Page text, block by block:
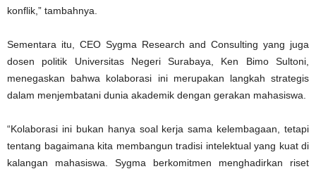
konflik,” tambahnya.
Sementara itu, CEO Sygma Research and Consulting yang juga
dosen politik Universitas Negeri Surabaya, Ken Bimo Sultoni,
menegaskan bahwa kolaborasi ini merupakan langkah strategis
dalam menjembatani dunia akademik dengan gerakan mahasiswa.
“Kolaborasi ini bukan hanya soal kerja sama kelembagaan, tetapi
tentang bagaimana kita membangun tradisi intelektual yang kuat di
kalangan mahasiswa. Sygma berkomitmen menghadirkan riset